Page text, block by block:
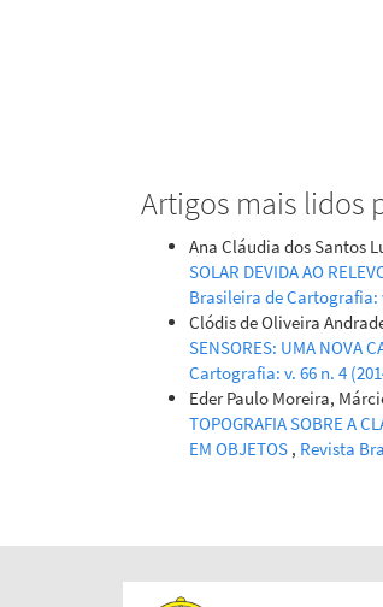
Artigos mais lidos
Ana Cláudia dos Santos
SOLAR DEVIDA AO
Brasileira de Cartografia:
Clódis de Oliveira
SENSORES: UMA NOVA
Cartografia: v. 66 n. 4
Eder Paulo Moreira,
TOPOGRAFIA SOBRE A
EM OBJETOS , Revista